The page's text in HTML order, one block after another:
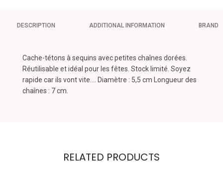
DESCRIPTION ADDITIONAL INFORMATION BRAND
Cache-tétons à sequins avec petites chaînes dorées.
Réutilisable et idéal pour les fêtes. Stock limité. Soyez
rapide car ils vont vite…. Diamètre : 5,5 cm Longueur des
chaînes : 7 cm.
RELATED PRODUCTS